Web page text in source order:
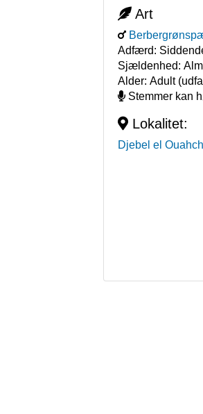
Art
Adfærd:
Sjældenhed:
Alder:Adult
Stemmer kan
Lokalitet:
Djebel el